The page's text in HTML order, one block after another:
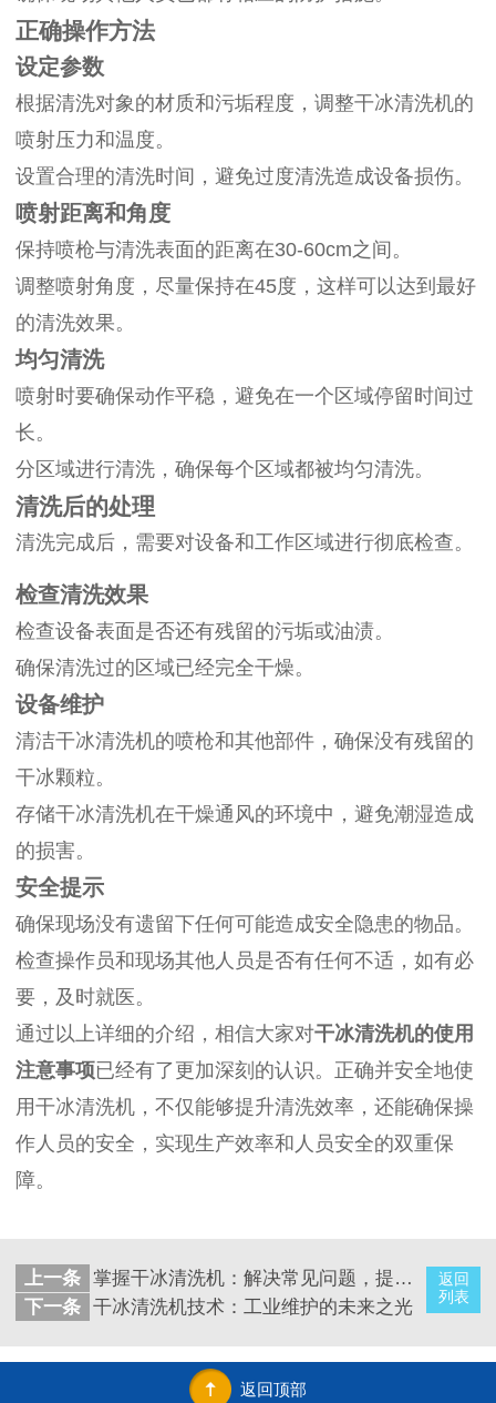
正确操作方法
设定参数
根据清洗对象的材质和污垢程度，调整干冰清洗机的
喷射压力和温度。
设置合理的清洗时间，避免过度清洗造成设备损伤。
喷射距离和角度
保持喷枪与清洗表面的距离在30-60cm之间。
调整喷射角度，尽量保持在45度，这样可以达到最好
的清洗效果。
均匀清洗
喷射时要确保动作平稳，避免在一个区域停留时间过
长。
分区域进行清洗，确保每个区域都被均匀清洗。
清洗后的处理
清洗完成后，需要对设备和工作区域进行彻底检查。
检查清洗效果
检查设备表面是否还有残留的污垢或油渍。
确保清洗过的区域已经完全干燥。
设备维护
清洁干冰清洗机的喷枪和其他部件，确保没有残留的
干冰颗粒。
存储干冰清洗机在干燥通风的环境中，避免潮湿造成
的损害。
安全提示
确保现场没有遗留下任何可能造成安全隐患的物品。
检查操作员和现场其他人员是否有任何不适，如有必
要，及时就医。
通过以上详细的介绍，相信大家对干冰清洗机的使用
注意事项已经有了更加深刻的认识。正确并安全地使
用干冰清洗机，不仅能够提升清洗效率，还能确保操
作人员的安全，实现生产效率和人员安全的双重保
障。
返回
列表
上一条 掌握干冰清洗机：解决常见问题，提升清洁效率
下一条 干冰清洗机技术：工业维护的未来之光
返回顶部